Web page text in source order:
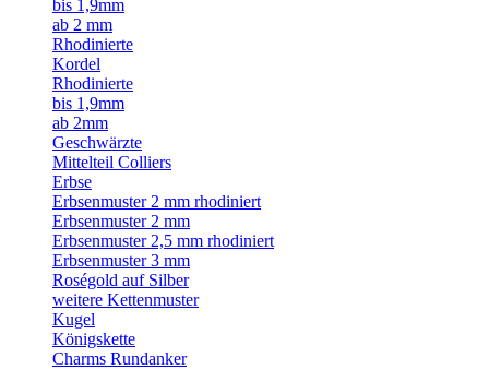
bis 1,9mm
ab 2 mm
Rhodinierte
Kordel
Rhodinierte
bis 1,9mm
ab 2mm
Geschwärzte
Mittelteil Colliers
Erbse
Erbsenmuster 2 mm rhodiniert
Erbsenmuster 2 mm
Erbsenmuster 2,5 mm rhodiniert
Erbsenmuster 3 mm
Roségold auf Silber
weitere Kettenmuster
Kugel
Königskette
Charms Rundanker